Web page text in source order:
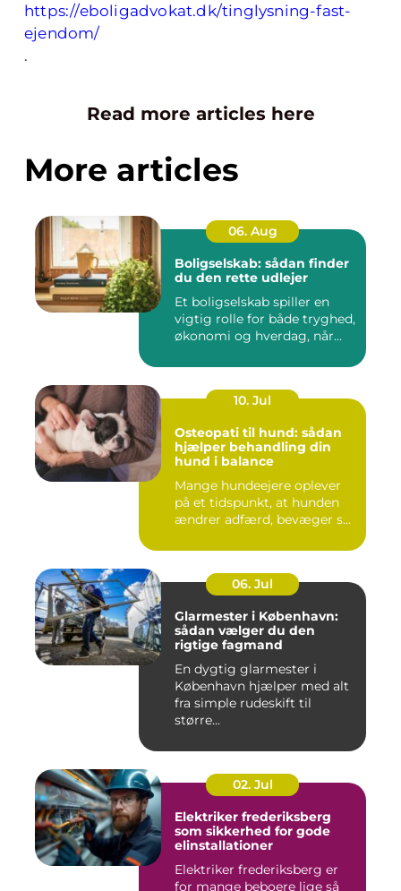
https://eboligadvokat.dk/tinglysning-fast-
ejendom/
.
Read more articles here
More articles
06. Aug
Boligselskab: sådan finder
du den rette udlejer
Et boligselskab spiller en
vigtig rolle for både tryghed,
økonomi og hverdag, når...
10. Jul
Osteopati til hund: sådan
hjælper behandling din
hund i balance
Mange hundeejere oplever
på et tidspunkt, at hunden
ændrer adfærd, bevæger s...
06. Jul
Glarmester i København:
sådan vælger du den
rigtige fagmand
En dygtig glarmester i
København hjælper med alt
fra simple rudeskift til
større...
02. Jul
Elektriker frederiksberg
som sikkerhed for gode
elinstallationer
Elektriker frederiksberg er
for mange beboere lige så